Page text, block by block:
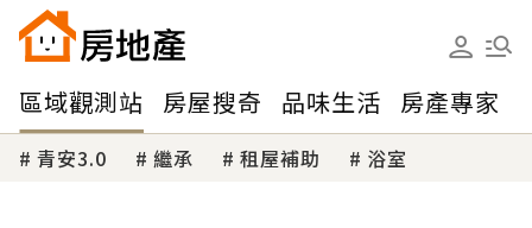
區域觀測站 房屋搜奇 品味生活 房產專家
青安3.0 繼承 租屋補助 浴室